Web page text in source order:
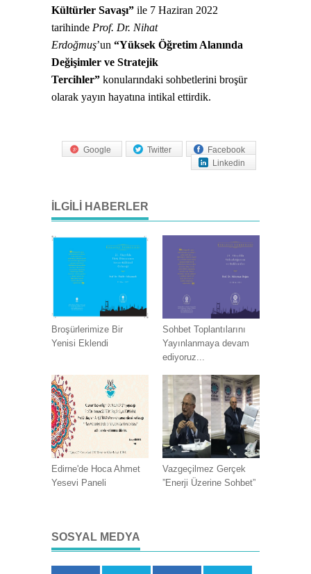
Kültürler Savaşı” ile 7 Haziran 2022
tarihinde Prof. Dr. Nihat
Erdoğmuş’un “Yüksek Öğretim Alanında
Değişimler ve Stratejik
Tercihler” konularındaki sohbetlerini broşür
olarak yayın hayatına intikal ettirdik.
Facebook
Twitter
Google
Linkedin
İLGILI HABERLER
Broşürlerimize Bir
Yenisi Eklendi
Sohbet Toplantılarını
Yayınlanmaya devam
ediyoruz...
Edirne'de Hoca Ahmet
Yesevi Paneli
Vazgeçilmez Gerçek
”Enerji Üzerine Sohbet”
SOSYAL MEDYA